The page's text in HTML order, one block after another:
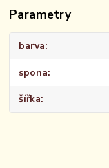
Parametry
barva
spona
šířka